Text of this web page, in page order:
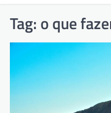
Tag: o que